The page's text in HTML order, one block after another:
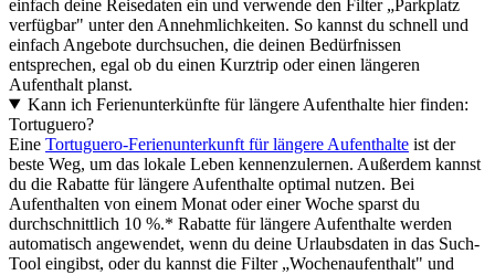
einfach deine Reisedaten ein und verwende den Filter „Parkplatz
verfügbar" unter den Annehmlichkeiten. So kannst du schnell und
einfach Angebote durchsuchen, die deinen Bedürfnissen
entsprechen, egal ob du einen Kurztrip oder einen längeren
Aufenthalt planst.
Kann ich Ferienunterkünfte für längere Aufenthalte hier finden:
Tortuguero?
Eine Tortuguero-Ferienunterkunft für längere Aufenthalte ist der
beste Weg, um das lokale Leben kennenzulernen. Außerdem kannst
du die Rabatte für längere Aufenthalte optimal nutzen. Bei
Aufenthalten von einem Monat oder einer Woche sparst du
durchschnittlich 10 %.* Rabatte für längere Aufenthalte werden
automatisch angewendet, wenn du deine Urlaubsdaten in das Such-
Tool eingibst, oder du kannst die Filter „Wochenaufenthalt" und